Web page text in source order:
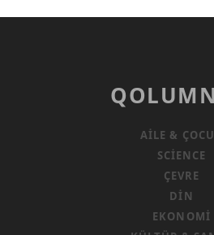
AILE &
SCIENCE
ÇEVRE
DIN
EKONOMI